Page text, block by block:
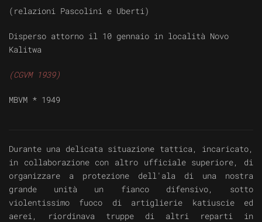
(relazioni Pascolini e Uberti)
Disperso attorno il 10 gennaio in località Novo
Kalitwa
(CGVM 1939)
MBVM * 1949
Durante una delicata situazione tattica, incaricato,
in collaborazione con altro ufficiale superiore, di
organizzare a protezione dell'ala di una nostra
grande unità un fianco difensivo, sotto
violentissimo fuoco di artiglierie katiuscie ed
aerei, riordinava truppe di altri reparti in